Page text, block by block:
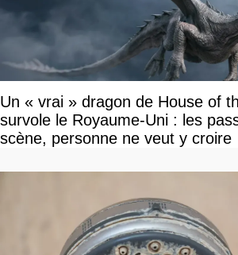
Un « vrai » dragon de House of
survole le Royaume-Uni : les
scène, personne ne veut y croire